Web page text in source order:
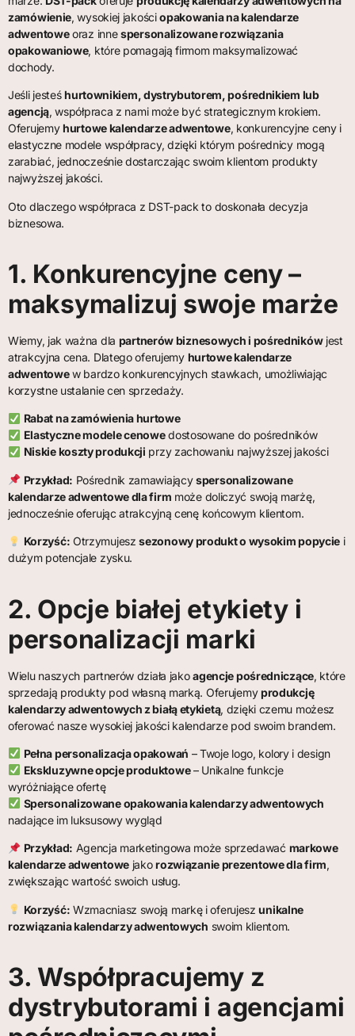
zamówienie, wysokiej jakościopakowania na kalendarze
adwentoweoraz innespersonalizowane rozwiązania
opakowaniowe, które pomagają firmom maksymalizować
dochody.
Jeśli jesteśhurtownikiem, dystrybutorem, pośrednikiem lub
agencją, współpraca z nami może być strategicznym krokiem.
Oferujemyhurtowe kalendarze adwentowe, konkurencyjne ceny i
elastyczne modele współpracy, dzięki którym pośrednicy mogą
zarabiać, jednocześnie dostarczając swoim klientom produkty
najwyższej jakości.
Oto dlaczego współpraca z DST-pack to doskonała decyzja
biznesowa.
1. Konkurencyjne ceny –
maksymalizuj swoje marże
Wiemy, jak ważna dla partnerów biznesowych i pośrednikówjest
atrakcyjna cena. Dlatego oferujemy hurtowe kalendarze
adwentowew bardzo konkurencyjnych stawkach, umożliwiając
korzystne ustalanie cen sprzedaży.
Rabat na zamówienia hurtowe
Elastyczne modele cenowedostosowane do pośredników
Niskie koszty produkcji przy zachowaniu najwyższej jakości
Przykład: Pośrednik zamawiającyspersonalizowane
kalendarze adwentowe dla firm może doliczyć swoją marżę,
jednocześnie oferując atrakcyjną cenę końcowym klientom.
Korzyść: Otrzymujeszsezonowy produkt o wysokim popycie i
dużym potencjale zysku.
2. Opcje białej etykiety i
personalizacji marki
Wielu naszych partnerów działa jakoagencje pośredniczące, które
sprzedają produkty pod własną marką. Oferujemyprodukcję
kalendarzy adwentowych z białą etykietą, dzięki czemu możesz
oferować nasze wysokiej jakości kalendarze pod swoim brandem.
Pełna personalizacja opakowań – Twoje logo, kolory i design
Ekskluzywne opcje produktowe– Unikalne funkcje
wyróżniające ofertę
Spersonalizowane opakowania kalendarzy adwentowych
nadające im luksusowy wygląd
Przykład: Agencja marketingowa może sprzedawać markowe
kalendarze adwentowe jakorozwiązanie prezentowe dla firm,
zwiększając wartość swoich usług.
Korzyść: Wzmacniasz swoją markę i oferujeszunikalne
rozwiązania kalendarzy adwentowych swoim klientom.
3. Współpracujemy z
dystrybutorami i agencjami